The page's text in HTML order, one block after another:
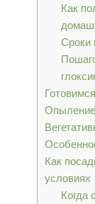
Как
Сроки
Как
условиях
Когда